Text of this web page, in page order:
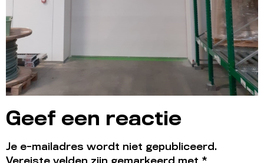
Geef een reactie
Je e-mailadres wordt niet gepubliceerd.